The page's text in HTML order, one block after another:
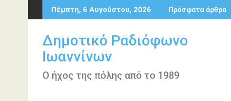
Περάστε
στο
Πέμπτη, 6 Αυγούστου, 2026 Πρόσφατα άρθρα
Δημοτικό Ραδιόφωνο
Ιωαννίνων
Ο ήχος της πόλης από το 1989